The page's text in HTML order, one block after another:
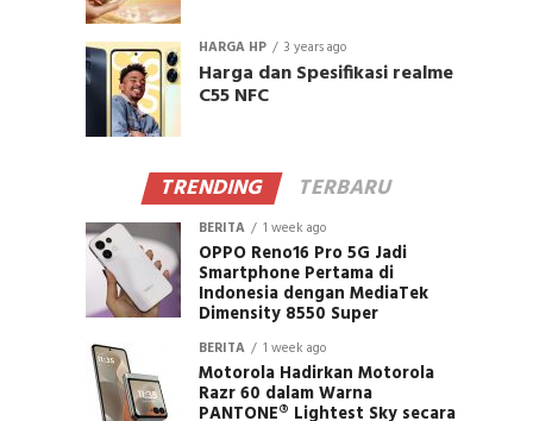
HARGA HP 3 years ago
Harga dan Spesifikasi realme
C55 NFC
TRENDING TERBARU
BERITA 1 week ago
OPPO Reno16 Pro 5G Jadi
Smartphone Pertama di
Indonesia dengan MediaTek
Dimensity 8550 Super
BERITA 1 week ago
Motorola Hadirkan Motorola
Razr 60 dalam Warna
PANTONE® Lightest Sky secara